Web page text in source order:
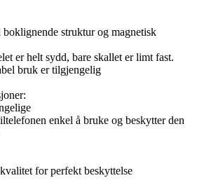
struktur og magnetisk
er helt sydd, bare skallet er limt fast.
bruk er tilgjengelig
enkel å bruke og beskytter den
for perfekt beskyttelse